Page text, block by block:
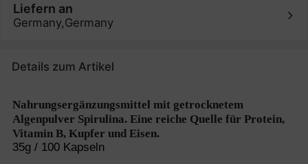
Liefern an
Germany,Germany
Details zum Artikel
Nahrungsergänzungsmittel mit getrocknetem
Algenpulver Spirulina. Eine reiche Quelle für Protein,
Vitamin B, Kupfer und Eisen.
35g / 100 Kapseln